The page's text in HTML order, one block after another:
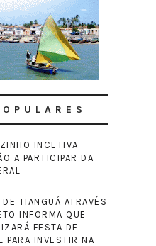
INCETIVA
A PARTICIPAR DA
DE TIANGUÁ ATRAVÉS
INFORMA QUE
FESTA DE
PARA INVESTIR NA